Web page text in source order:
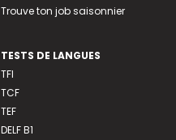
Trouve ton job saisonnier
TESTS DE LANGUES
TFI
TCF
TEF
DELF B1